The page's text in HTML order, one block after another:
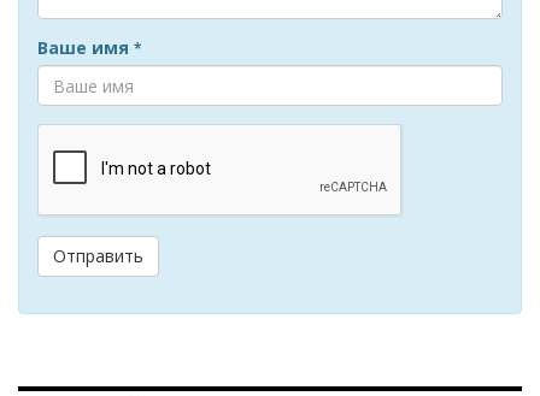
Ваше имя *
Отправить